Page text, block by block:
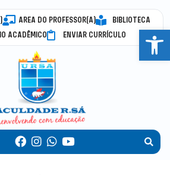
AREA DO PROFESSOR(A)
BIBLIOTECA
ACADÊMICO
ENVIAR CURRÍCULO Abrir